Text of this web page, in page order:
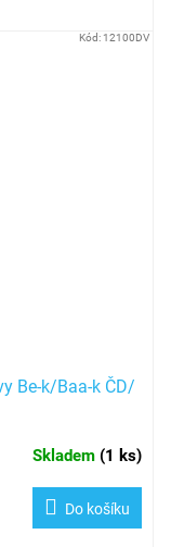
Be-k/Baa-k ČD/
Skladem (1 ks)
Do košíku
Kód: 12100DV